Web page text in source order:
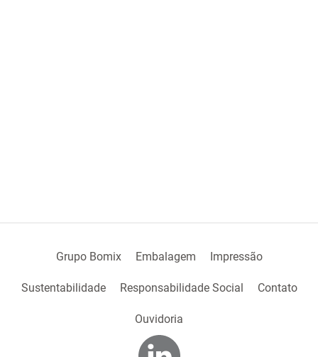
Grupo Bomix Embalagem Impressão
Sustentabilidade Responsabilidade Social Contato
Ouvidoria